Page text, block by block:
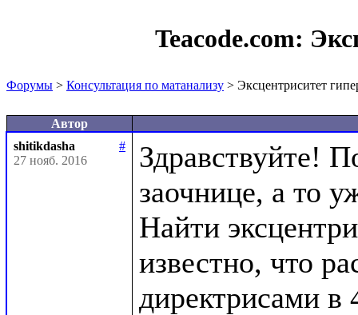
Teacode.com:
Форумы > Консультация по матанализу > Эксцентриситет
Автор
shitikdasha
#
27 нояб. 2016
Здравствуйте!
заочнице, а то
Найти
известно, что
директрисами в